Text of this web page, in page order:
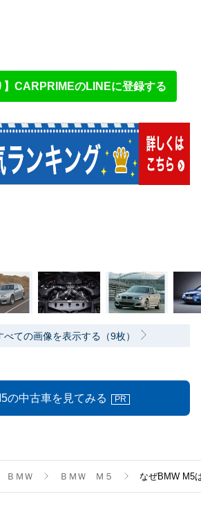
】CARPRIMEのLINEに登録する
べての画像を表示する（9枚）
の中古車を見てみる PR
ＢＭＷ ＢＭＷ Ｍ５ なぜBMW M5